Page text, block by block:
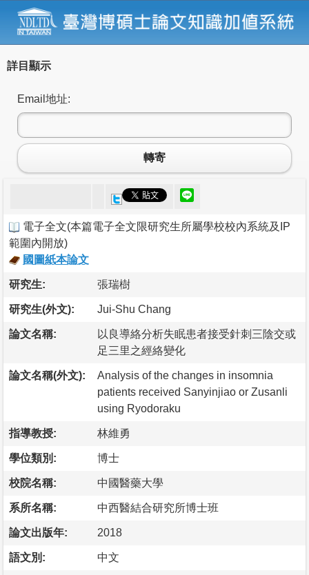
詳目顯示
Email地址:
轉寄
電子全文(本篇電子全文限研究生所屬學校校內系統及IP
範圍內開放)
國圖紙本論文
研究生: 張瑞樹
研究生(外文): Jui-Shu Chang
論文名稱:
以良導絡分析失眠患者接受針刺三陰交或
足三里之經絡變化
論文名稱(外文):
Analysis of the changes in insomnia
patients received Sanyinjiao or Zusanli
using Ryodoraku
指導教授: 林維勇
學位類別: 博士
校院名稱: 中國醫藥大學
系所名稱: 中西醫結合研究所博士班
論文出版年: 2018
語文別: 中文